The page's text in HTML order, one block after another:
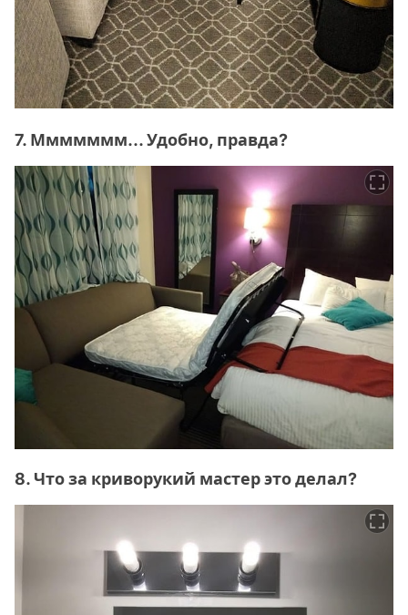
7. Ммммммм... Удобно, правда?
8. Что за криворукий мастер это делал?